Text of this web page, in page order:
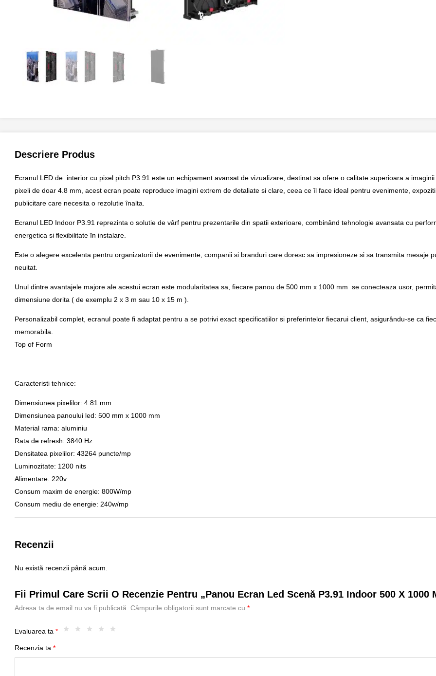
Descriere Produs
Ecranul LED de interior cu pixel pitch P3.91 este un echipament avansat de vizualizare, destinat sa ofere o calitate superioara a
pixeli de doar 4.8 mm, acest ecran poate reproduce imagini extrem de detaliate si clare, ceea ce îl face ideal pentru evenimente,
publicitare care necesita o rezolutie înalta.
Ecranul LED Indoor P3.91 reprezinta o solutie de vârf pentru prezentarile din spatii exterioare, combinând tehnologie avansata cu
energetica si flexibilitate în instalare.
Este o alegere excelenta pentru organizatorii de evenimente, companii si branduri care doresc sa impresioneze si sa transmita mesaje
neuitat.
Unul dintre avantajele majore ale acestui ecran este modularitatea sa, fiecare panou de 500 mm x 1000 mm se conecteaza usor,
dimensiune dorita ( de exemplu 2 x 3 m sau 10 x 15 m ).
Personalizabil complet, ecranul poate fi adaptat pentru a se potrivi exact specificatiilor si preferintelor fiecarui client, asigurându-se ca
memorabila.
Top of Form
Caracteristi tehnice:
Dimensiunea pixelilor: 4.81 mm
Dimensiunea panoului led: 500 mm x 1000 mm
Material rama: aluminiu
Rata de refresh: 3840 Hz
Densitatea pixelilor: 43264 puncte/mp
Luminozitate: 1200 nits
Alimentare: 220v
Consum maxim de energie: 800W/mp
Consum mediu de energie: 240w/mp
Recenzii
Nu există recenzii până acum.
Fii Primul Care Scrii O Recenzie Pentru „Panou Ecran Led Scenă P3.91 Indoor 500 X 1000
Adresa ta de email nu va fi publicată. Câmpurile obligatorii sunt marcate cu *
Evaluarea ta *
Recenzia ta *